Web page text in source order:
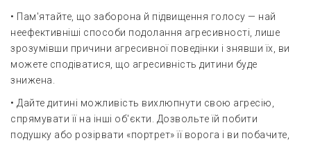
• Пам'ятайте, що заборона й підвищення голосу — най
неефективніші способи подолання агресивності, лише
зрозумівши причини агресивної поведінки і знявши їх, ви
можете сподіватися, що агресивність дитини буде
знижена.
• Дайте дитині можливість вихлюпнути свою агресію,
спрямувати її на інші об'єкти. Дозвольте їй побити
подушку або розірвати «портрет» її ворога і ви побачите,